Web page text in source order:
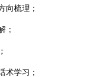
向梳理；
；
术学习；